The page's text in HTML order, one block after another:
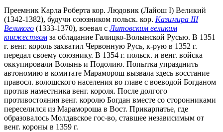
Преемник Карла Роберта кор. Людовик (Лайош I) Великий
(1342-1382), будучи союзником польск. кор. Казимира III
Великого (1333-1370), воевал сЛитовским великим
княжеством за обладание Галицко-Волынской Русью. В 1351
г. венг. король захватил Червонную Русь, к-рую в 1352 г.
передал своему союзнику. В 1354 г. польск. и венг. войска
оккупировали Волынь и Подолию. Попытка упразднить
автономию в комитате Мараморош вызвала здесь восстание
правосл. волошского населения во главе с воеводой Богданом
против наместника венг. короля. После долгого
противостояния венг. королю Богдан вместе со сторонниками
переселился из Марамороша в Вост. Прикарпатье, где
образовалось Молдавское гос-во, ставшее независимым от
венг. короны в 1359 г.